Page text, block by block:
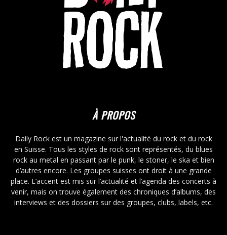
À PROPOS
Daily Rock est un magazine sur l'actualité du rock et du rock
en Suisse. Tous les styles de rock sont représentés, du blues
rock au metal en passant par le punk, le stoner, le ska et bien
d’autres encore. Les groupes suisses ont droit à une grande
place. L’accent est mis sur l’actualité et l’agenda des concerts à
venir, mais on trouve également des chroniques d’albums, des
interviews et des dossiers sur des groupes, clubs, labels, etc.